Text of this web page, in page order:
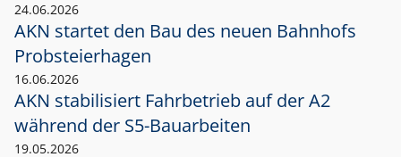
24.06.2026
AKN startet den Bau des neuen Bahnhofs
Probsteierhagen
16.06.2026
AKN stabilisiert Fahrbetrieb auf der A2
während der S5-Bauarbeiten
19.05.2026